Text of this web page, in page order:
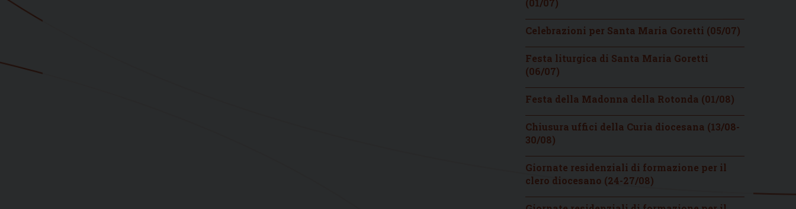
(01/07)
Celebrazioni per Santa Maria Goretti (05/07)
Festa liturgica di Santa Maria Goretti
(06/07)
Festa della Madonna della Rotonda (01/08)
Chiusura uffici della Curia diocesana (13/08-
30/08)
Giornate residenziali di formazione per il
clero diocesano (24-27/08)